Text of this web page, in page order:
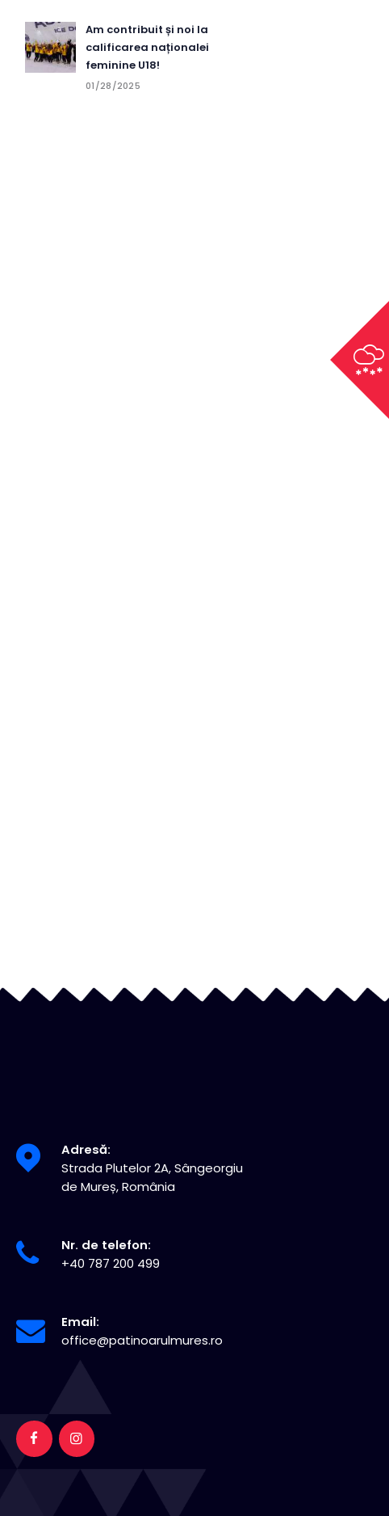
Am contribuit și noi la
calificarea naționalei
feminine U18!
01/28/2025
Adresă:
Strada Plutelor 2A, Sângeorgiu
de Mureș, România
Nr. de telefon:
+40 787 200 499
Email:
office@patinoarulmures.ro